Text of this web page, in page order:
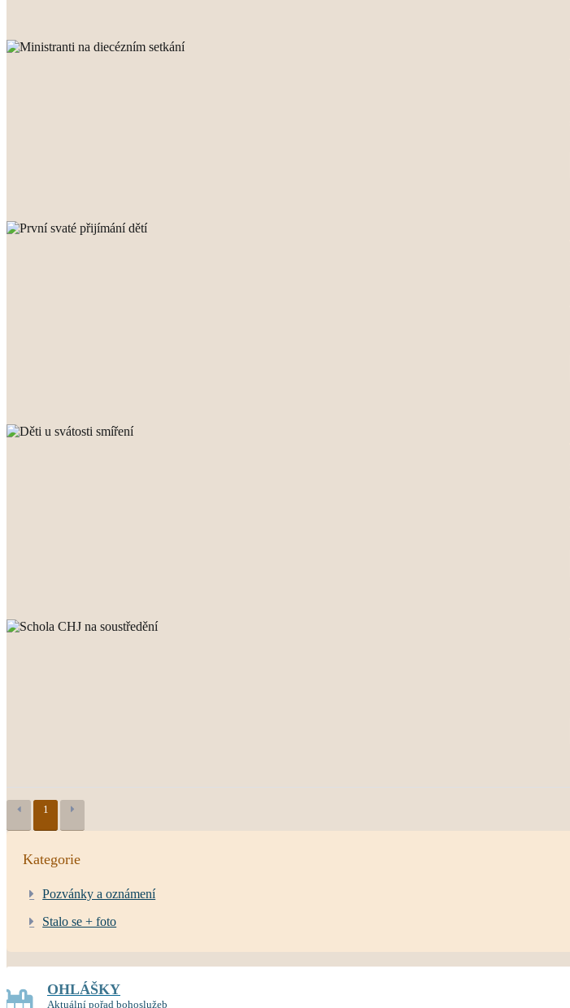
1
Kategorie
Pozvánky a oznámení
Stalo se + foto
OHLÁŠKY
Aktuální pořad bohoslužeb